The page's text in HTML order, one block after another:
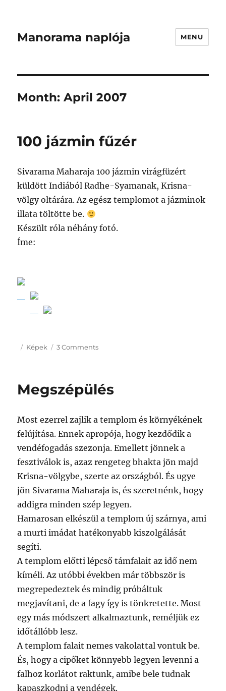
Manorama naplója MENU
Month:April 2007
100 jázmin fűzér
Sivarama Maharaja 100 jázmin virágfüzért
küldött Indiából Radhe-Syamanak, Krisna-
völgy oltárára. Az egész templomot a jázminok
illata töltötte be.
Készült róla néhány fotó.
Íme:
Posted
Categories
Képek 3 Commentson
Megszépülés
Most ezerrel zajlik a templom és környékének
felújítása. Ennek apropója, hogy kezdődik a
vendéfogadás szezonja. Emellett jönnek a
fesztiválok is, azaz rengeteg bhakta jön majd
Krisna-völgybe, szerte az országból. És ugye
jön Sivarama Maharaja is, és szeretnénk, hogy
addigra minden szép legyen.
Hamarosan elkészül a templom új szárnya, ami
a murti imádat hatékonyabb kiszolgálását
segíti.
A templom előtti lépcső támfalait az idő nem
kíméli. Az utóbbi években már többször is
megrepedeztek és mindig próbáltuk
megjavítani, de a fagy így is tönkretette. Most
egy más módszert alkalmaztunk, reméljük ez
időtállóbb lesz.
A templom falait nemes vakolattal vontuk be.
És, hogy a cipőket könnyebb legyen levenni a
falhoz korlátot raktunk, amibe bele tudnak
kapaszkodni a vendégek.